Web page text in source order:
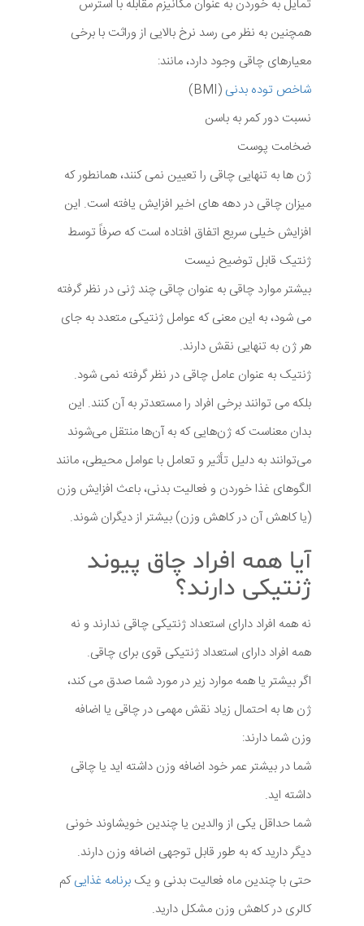
تمایل به خوردن به عنوان مکانیزم مقابله با استرس
همچنین به نظر می رسد نرخ بالایی از وراثت با برخی
معیارهای چاقی وجود دارد، مانند:
شاخص توده بدنی (BMI)
نسبت دور کمر به باسن
ضخامت پوست
ژن ها به تنهایی چاقی را تعیین نمی کنند، همانطور که
میزان چاقی در دهه های اخیر افزایش یافته است. این
افزایش خیلی سریع اتفاق افتاده است که صرفاً توسط
ژنتیک قابل توضیح نیست
بیشتر موارد چاقی به عنوان چاقی چند ژنی در نظر گرفته
می شود، به این معنی که عوامل ژنتیکی متعدد به جای
هر ژن به تنهایی نقش دارند.
ژنتیک به عنوان عامل چاقی در نظر گرفته نمی شود.
بلکه می توانند برخی افراد را مستعدتر به آن کنند. این
بدان معناست که ژن‌هایی که به آن‌ها منتقل می‌شوند
می‌توانند به دلیل تأثیر و تعامل با عوامل محیطی، مانند
الگوهای غذا خوردن و فعالیت بدنی، باعث افزایش وزن
(یا کاهش آن در کاهش وزن) بیشتر از دیگران شوند.
آیا همه افراد چاق پیوند
ژنتیکی دارند؟
نه همه افراد دارای استعداد ژنتیکی چاقی ندارند و نه
همه افراد دارای استعداد ژنتیکی قوی برای چاقی.
اگر بیشتر یا همه موارد زیر در مورد شما صدق می کند،
ژن ها به احتمال زیاد نقش مهمی در چاقی یا اضافه
وزن شما دارند:
شما در بیشتر عمر خود اضافه وزن داشته اید یا چاقی
داشته اید.
شما حداقل یکی از والدین یا چندین خویشاوند خونی
دیگر دارید که به طور قابل توجهی اضافه وزن دارند.
حتی با چندین ماه فعالیت بدنی و یک برنامه غذاییکم
کالری در کاهش وزن مشکل دارید.